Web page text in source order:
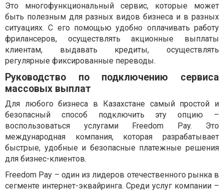
Это многофункциональный сервис, которые может
быть полезным для разных видов бизнеса и в разных
ситуациях. С его помощью удобно оплачивать работу
фрилансеров, осуществлять акционные выплаты
клиентам, выдавать кредиты, осуществлять
регулярные фиксированные переводы.
Руководство по подключению сервиса
массовых выплат
Для любого бизнеса в Казахстане самый простой и
безопасный способ подключить эту опцию –
воспользоваться услугами Freedom Pay. Это
международная компания, которая разрабатывает
быстрые, удобные и безопасные платежные решения
для бизнес-клиентов.
Freedom Pay – один из лидеров отечественного рынка в
сегменте интернет-эквайринга. Среди услуг компании –